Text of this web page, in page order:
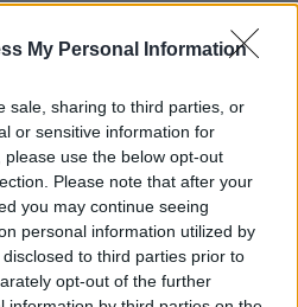
My Personal Information
sale, sharing to third parties, or
or sensitive information for
use the below opt-out
Please note that after your
you may continue seeing
personal information utilized by
to third parties prior to
opt-out of the further
το
στο Google
το
στο MSN